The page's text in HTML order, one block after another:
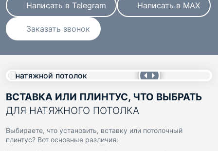
Написать в Telegram
Написать в MAX
Заказать звонок
ВСТАВКА ИЛИ ПЛИНТУС, ЧТО ВЫБРАТЬ
ДЛЯ НАТЯЖНОГО ПОТОЛКА
Выбираете, что установить, вставку или потолочный
плинтус? Вот основные различия: